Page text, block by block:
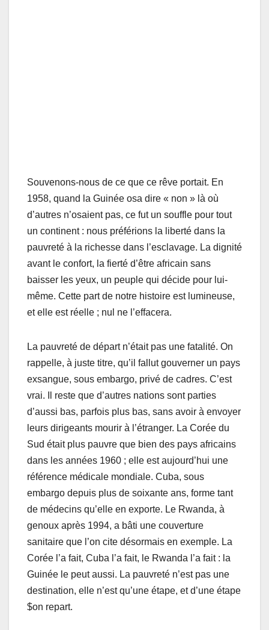
Souvenons-nous de ce que ce rêve portait. En
1958, quand la Guinée osa dire « non » là où
d’autres n’osaient pas, ce fut un souffle pour tout
un continent : nous préférions la liberté dans la
pauvreté à la richesse dans l’esclavage. La dignité
avant le confort, la fierté d’être africain sans
baisser les yeux, un peuple qui décide pour lui-
même. Cette part de notre histoire est lumineuse,
et elle est réelle ; nul ne l’effacera.
La pauvreté de départ n’était pas une fatalité. On
rappelle, à juste titre, qu’il fallut gouverner un pays
exsangue, sous embargo, privé de cadres. C’est
vrai. Il reste que d’autres nations sont parties
d’aussi bas, parfois plus bas, sans avoir à envoyer
leurs dirigeants mourir à l’étranger. La Corée du
Sud était plus pauvre que bien des pays africains
dans les années 1960 ; elle est aujourd’hui une
référence médicale mondiale. Cuba, sous
embargo depuis plus de soixante ans, forme tant
de médecins qu’elle en exporte. Le Rwanda, à
genoux après 1994, a bâti une couverture
sanitaire que l’on cite désormais en exemple. La
Corée l’a fait, Cuba l’a fait, le Rwanda l’a fait : la
Guinée le peut aussi. La pauvreté n’est pas une
destination, elle n’est qu’une étape, et d’une étape
$on repart.